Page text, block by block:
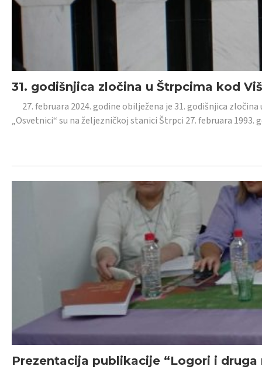
31. godišnjica zločina u Štrpcima kod
27. februara 2024. godine obilježena je 31. godišnjica
„Osvetnici“ su na željezničkoj stanici Štrpci 27. februara 1993.
Prezentacija publikacije “Logori i druga